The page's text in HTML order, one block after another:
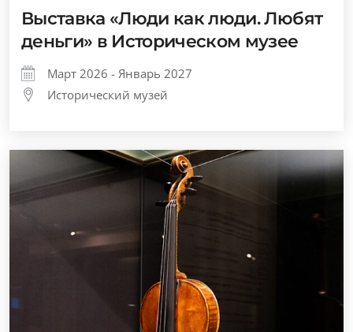
Выставка «Люди как люди. Любят
деньги» в Историческом музее
Март 2026 - Январь 2027
Исторический музей